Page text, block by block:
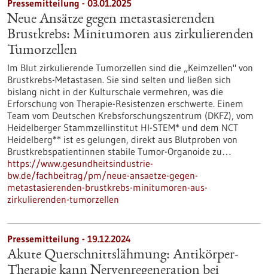
Pressemitteilung - 03.01.2025
Neue Ansätze gegen metastasierenden
Brustkrebs: Minitumoren aus zirkulierenden
Tumorzellen
Im Blut zirkulierende Tumorzellen sind die „Keimzellen" von
Brustkrebs-Metastasen. Sie sind selten und ließen sich
bislang nicht in der Kulturschale vermehren, was die
Erforschung von Therapie-Resistenzen erschwerte. Einem
Team vom Deutschen Krebsforschungszentrum (DKFZ), vom
Heidelberger Stammzellinstitut HI-STEM* und dem NCT
Heidelberg** ist es gelungen, direkt aus Blutproben von
Brustkrebspatientinnen stabile Tumor-Organoide zu…
https://www.gesundheitsindustrie-
bw.de/fachbeitrag/pm/neue-ansaetze-gegen-
metastasierenden-brustkrebs-minitumoren-aus-
zirkulierenden-tumorzellen
Pressemitteilung - 19.12.2024
Akute Querschnittslähmung: Antikörper-
Therapie kann Nervenregeneration bei